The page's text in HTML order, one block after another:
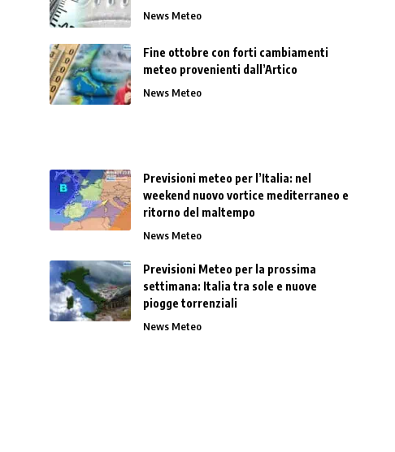
News Meteo
Fine ottobre con forti cambiamenti
meteo provenienti dall’Artico
News Meteo
Previsioni meteo per l’Italia: nel
weekend nuovo vortice mediterraneo e
ritorno del maltempo
News Meteo
Previsioni Meteo per la prossima
settimana: Italia tra sole e nuove
piogge torrenziali
News Meteo